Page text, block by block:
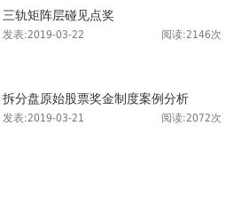
三轨矩阵层碰见点奖
发表:2019-03-22 阅读:2146次
拆分盘原始股票奖金制度案例分析
发表:2019-03-21 阅读:2072次